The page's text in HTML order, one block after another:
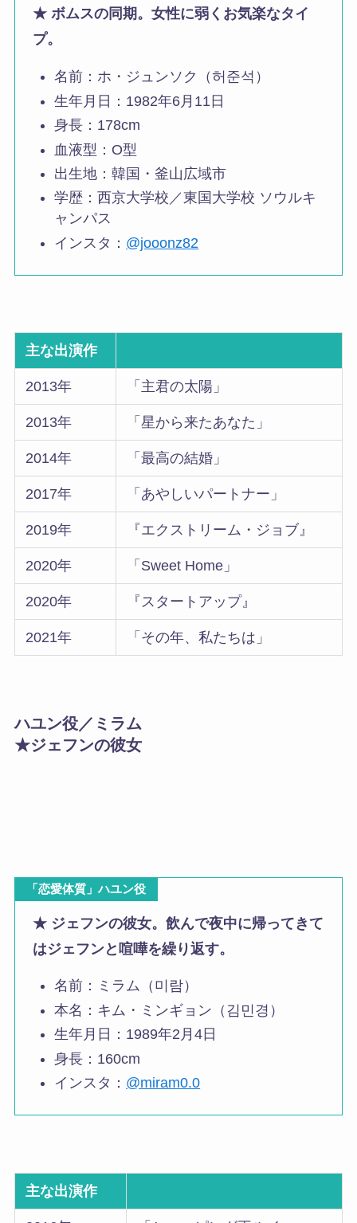
★ ボムスの同期。女性に弱くお気楽なタイ
プ。
名前：ホ・ジュンソク（허준석）
生年月日：1982年6月11日
身長：178cm
血液型：O型
出生地：韓国・釜山広域市
学歴：西京大学校／東国大学校 ソウルキ
ャンパス
インスタ： @jooonz82
主な出演作
2013年 「主君の太陽」
2013年 「星から来たあなた」
2014年 「最高の結婚」
2017年 「あやしいパートナー」
2019年 『エクストリーム・ジョブ』
2020年 「Sweet Home」
2020年 『スタートアップ』
2021年 「その年、私たちは」
ハユン役／ミラム
★ジェフンの彼女
「恋愛体質」ハユン役
★ ジェフンの彼女。飲んで夜中に帰ってきて
はジェフンと喧嘩を繰り返す。
名前：ミラム（미람）
本名：キム・ミンギョン（김민경）
生年月日：1989年2月4日
身長：160cm
インスタ： @miram0.0
主な出演作